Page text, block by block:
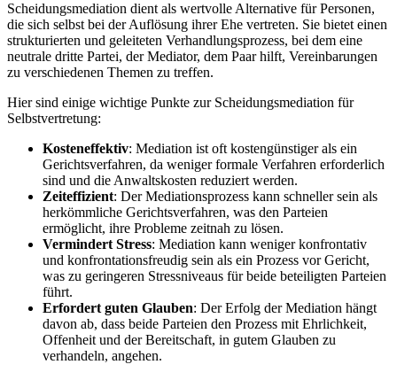
Scheidungsmediation dient als wertvolle Alternative für Personen,
die sich selbst bei der Auflösung ihrer Ehe vertreten. Sie bietet einen
strukturierten und geleiteten Verhandlungsprozess, bei dem eine
neutrale dritte Partei, der Mediator, dem Paar hilft, Vereinbarungen
zu verschiedenen Themen zu treffen.
Hier sind einige wichtige Punkte zur Scheidungsmediation für
Selbstvertretung:
Kosteneffektiv: Mediation ist oft kostengünstiger als ein
Gerichtsverfahren, da weniger formale Verfahren erforderlich
sind und die Anwaltskosten reduziert werden.
Zeiteffizient: Der Mediationsprozess kann schneller sein als
herkömmliche Gerichtsverfahren, was den Parteien
ermöglicht, ihre Probleme zeitnah zu lösen.
Vermindert Stress: Mediation kann weniger konfrontativ
und konfrontationsfreudig sein als ein Prozess vor Gericht,
was zu geringeren Stressniveaus für beide beteiligten Parteien
führt.
Erfordert guten Glauben: Der Erfolg der Mediation hängt
davon ab, dass beide Parteien den Prozess mit Ehrlichkeit,
Offenheit und der Bereitschaft, in gutem Glauben zu
verhandeln, angehen.